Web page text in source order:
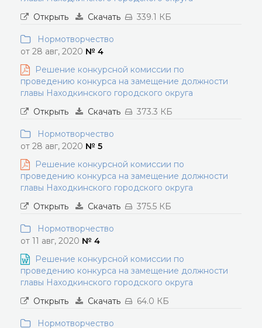
Открыть
Скачать 339.1 КБ
Нормотворчество
от 28 авг, 2020 № 4
Решение конкурсной комиссии по
проведению конкурса на замещение должности
главы Находкинского городского округа
Открыть
Скачать 373.3 КБ
Нормотворчество
от 28 авг, 2020 № 5
Решение конкурсной комиссии по
проведению конкурса на замещение должности
главы Находкинского городского округа
Открыть
Скачать 375.5 КБ
Нормотворчество
от 11 авг, 2020 № 4
Решение конкурсной комиссии по
проведению конкурса на замещение должности
главы Находкинского городского округа
Открыть
Скачать 64.0 КБ
Нормотворчество